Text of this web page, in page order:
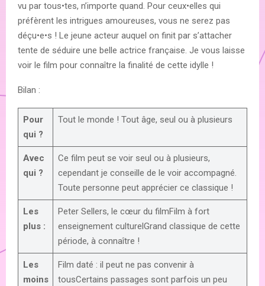
vu par tous•tes, n’importe quand. Pour ceux•elles qui
préfèrent les intrigues amoureuses, vous ne serez pas
déçu•e•s ! Le jeune acteur auquel on finit par s’attacher
tente de séduire une belle actrice française. Je vous laisse
voir le film pour connaître la finalité de cette idylle !
Bilan :
Pour
qui ?
Tout le monde ! Tout âge, seul ou à plusieurs
Avec
qui ?
Ce film peut se voir seul ou à plusieurs,
cependant je conseille de le voir accompagné.
Toute personne peut apprécier ce classique !
Les
plus :
Peter Sellers, le cœur du filmFilm à fort
enseignement culturelGrand classique de cette
période, à connaître !
Les
moins
Film daté : il peut ne pas convenir à
tousCertains passages sont parfois un peu